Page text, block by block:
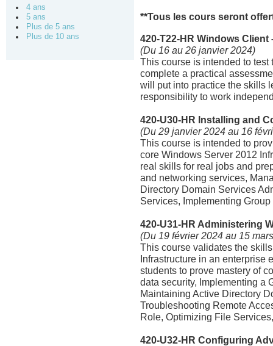
4 ans
5 ans
Plus de 5 ans
Plus de 10 ans
**Tous les cours seront
420-T22-HR Windows
(Du 16 au 26 janvier 2024)
This course is intended to test
complete a practical
will put into practice the skills
responsibility to work
420-U30-HR Installing and
(Du 29 janvier 2024 au 16
This course is intended to
core Windows Server 2012
real skills for real jobs and
and networking services,
Directory Domain Services
Services, Implementing
420-U31-HR Administering
(Du 19 février 2024 au 15
This course validates the
Infrastructure in an
students to prove mastery of
data security, Implementing a
Maintaining Active Directory
Troubleshooting Remote
Role, Optimizing File
420-U32-HR Configuring